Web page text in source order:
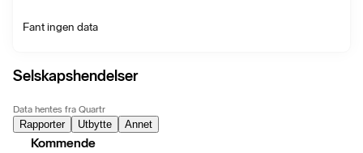
Fant ingen data
Selskapshendelser
Data hentes fra Quartr
Rapporter Utbytte Annet
Kommende